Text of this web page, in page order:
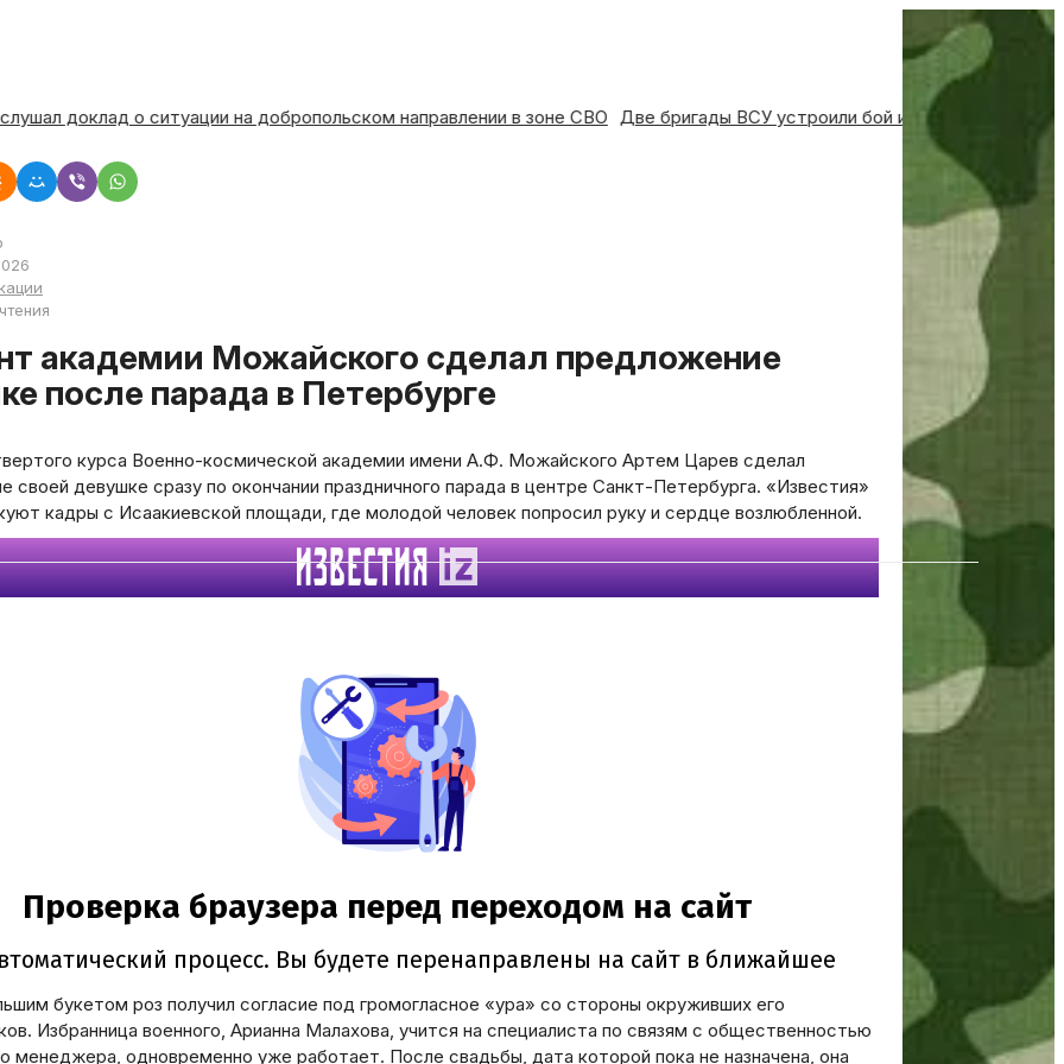
заслушал доклад о ситуации на добропольском направлении в зоне СВО Две бригады ВСУ устроили бой из-за
после парада в Петербурге
курса Военно-космической академии имени А.Ф. Можайского Артем Царев сделал
своей девушке сразу по окончании праздничного парада в центре Санкт-Петербурга. «Известия»
кадры с Исаакиевской площади, где молодой человек попросил руку и сердце возлюбленной.
букетом роз получил согласие под громогласное «ура» со стороны окруживших его
Избранница военного, Арианна Малахова, учится на специалиста по связям с общественностью
менеджера, одновременно уже работает. После свадьбы, дата которой пока не назначена, она